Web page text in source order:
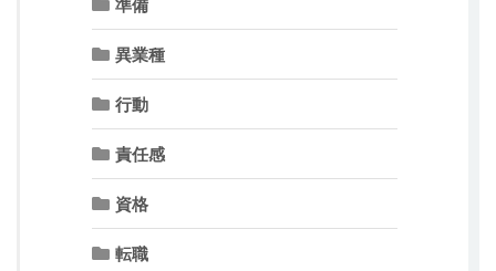
準備
異業種
行動
責任感
資格
転職